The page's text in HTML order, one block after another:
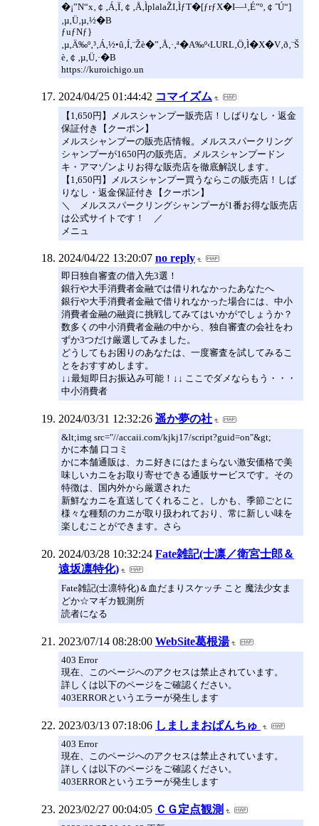
�¡”N“x‚￠‚Á‚Ï‚￠‚Å‚ÌplalaŽI‚ÌƒT�[ƒrƒX�I—¹‚É”º‚￠ˆÚ“]
‚µ‚Ü‚µ‚½�B
ƒuƒNƒ}
‚µ‚Ä‰º‚³‚Á‚½•û‚Í‚¨Žè�”‚Å‚·‚ª�A‰º‹LURL‚Ö‚Ì�X�V‚ð‚¨Š
è‚￠‚µ‚Ü‚·�B
https://kuroichigo.un
2024/04/25 01:44:42 コマイズム
【1,650円】メルスシャンプー販売店！しばりなし・返金
保証付き【クーポン】
メルスシャンプーの販売店情報。メルススパークリング
シャンプーが1650円の販売店。メルスシャンプードン
キ・アマゾンよりお得な販売店を徹底解説します。
【1,650円】メルスシャンプー買うならこの販売店！しば
りなし・返金保証付き【クーポン】
＼ メルススパークリングシャンプーが1番お得な販売店
は公式サイトです！ ／
メニュ
2024/04/22 13:20:07 no reply
即日独自審査の借入先3選！
銀行や大手消費者金融では借りれなかったあなたへ
銀行や大手消費者金融で借りれなかった場合には、中小
消費者金融の融資に挑戦してみてはいかがでしょうか？
数多くの中小消費者金融の中から、独自審査の会社をわ
ずか3つだけ厳選してみました。
どうしてもお困りのあなたは、一度審査を試してみるこ
とをおすすめします。
↓↓最短即日お振込み可能！↓↓ ここでダメならもう・・・
中小消費者
2024/03/31 12:32:26 遥か夢の社
&lt;img src="//accaii.com/kjkj17/script?guid=on"&gt;
かに本舗 口コミ
かに本舗通販は、カニ好きにはたまらない激安価格で美
味しいカニをお取り寄せできる通販サービスです。その
特徴は、国内外から厳選された
新鮮なカニを直送してくれること。しかも、季節ごとに
様々な種類のカニが取り扱われており、常に新しい味を
楽しむことができます。さら
2024/03/28 10:32:24 Fate雑記(士凛／衛宮士郎＆
遠坂凛特化)
Fate雑記(士凛特化)＆血だまりスケッチ こと 魔法少女ま
どか☆マギカ観測所
読者になる
2023/07/14 08:28:00 WebSite葛根湯
403 Error
現在、このページへのアクセスは禁止されています。
詳しくは以下のページをご確認ください。
403ERRORというエラーが発生します
2023/03/13 07:18:06 しましまおぱんちゅ
403 Error
現在、このページへのアクセスは禁止されています。
詳しくは以下のページをご確認ください。
403ERRORというエラーが発生します
2023/02/27 00:04:05 ＣＧ定点観測